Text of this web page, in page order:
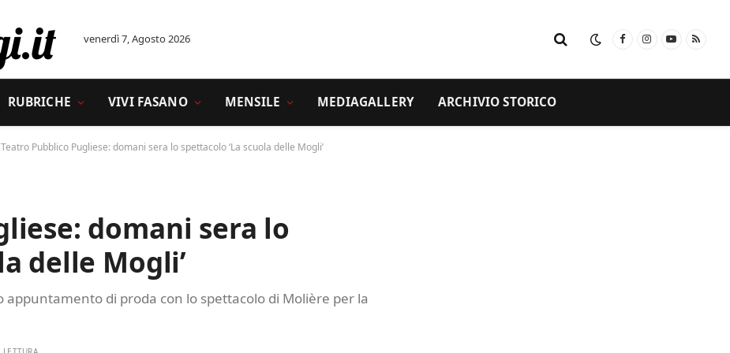
venerdì 7, Agosto 2026 FacebookInstagram
YouTube
RSS
RUBRICHE VIVI FASANO MENSILE MEDIAGALLERY ARCHIVIO STORICO
Teatro Pubblico Pugliese: domani sera lo spettacolo ‘La scuola delle Mogli’
domani sera lo
delle Mogli’
di proda con lo spettacolo di Molière per la